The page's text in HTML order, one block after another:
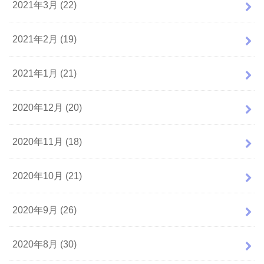
2021年3月 (22)
2021年2月 (19)
2021年1月 (21)
2020年12月 (20)
2020年11月 (18)
2020年10月 (21)
2020年9月 (26)
2020年8月 (30)